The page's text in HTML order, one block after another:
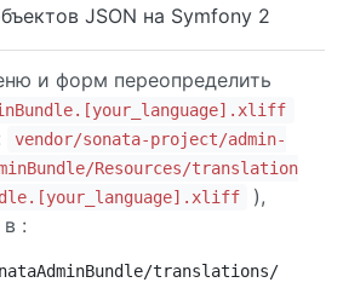
JSON на Symfony 2
и форм переопределить
vendor/sonata-project/admin-
Resources/translation
),
:
translations/